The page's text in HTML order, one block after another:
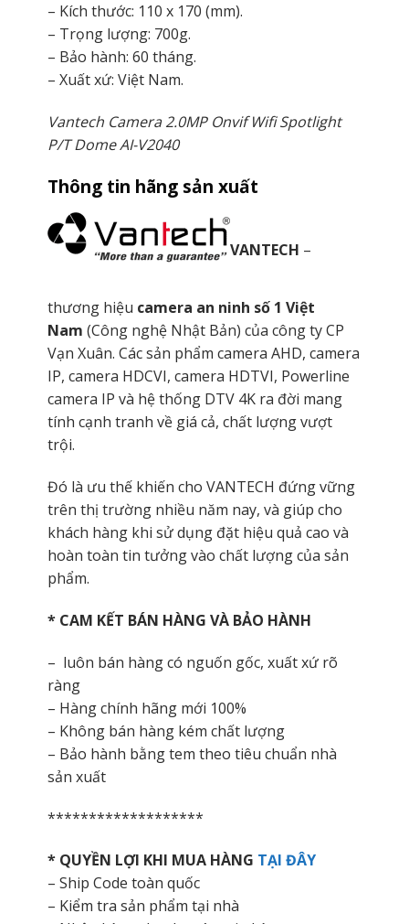
– Kích thước: 110 x 170 (mm).
– Trọng lượng: 700g.
– Bảo hành: 60 tháng.
– Xuất xứ: Việt Nam.
Vantech Camera 2.0MP Onvif Wifi Spotlight
P/T Dome AI-V2040
Thông tin hãng sản xuất
VANTECH –
thương hiệu camera an ninh số 1 Việt
Nam (Công nghệ Nhật Bản) của công ty CP
Vạn Xuân. Các sản phẩm camera AHD, camera
IP, camera HDCVI, camera HDTVI, Powerline
camera IP và hệ thống DTV 4K ra đời mang
tính cạnh tranh về giá cả, chất lượng vượt
trội.
Đó là ưu thế khiến cho VANTECH đứng vững
trên thị trường nhiều năm nay, và giúp cho
khách hàng khi sử dụng đặt hiệu quả cao và
hoàn toàn tin tưởng vào chất lượng của sản
phẩm.
* CAM KẾT BÁN HÀNG VÀ BẢO HÀNH
– luôn bán hàng có nguốn gốc, xuất xứ rõ
ràng
– Hàng chính hãng mới 100%
– Không bán hàng kém chất lượng
– Bảo hành bằng tem theo tiêu chuẩn nhà
sản xuất
*******************
* QUYỀN LỢI KHI MUA HÀNG TẠI ĐÂY
– Ship Code toàn quốc
– Kiểm tra sản phẩm tại nhà